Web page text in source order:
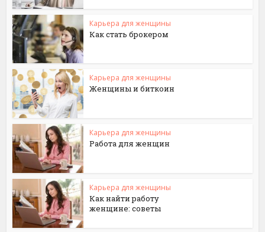
Карьера для женщины
Как стать брокером
Карьера для женщины
Женщины и биткоин
Карьера для женщины
Работа для женщин
Карьера для женщины
Как найти работу
женщине: советы